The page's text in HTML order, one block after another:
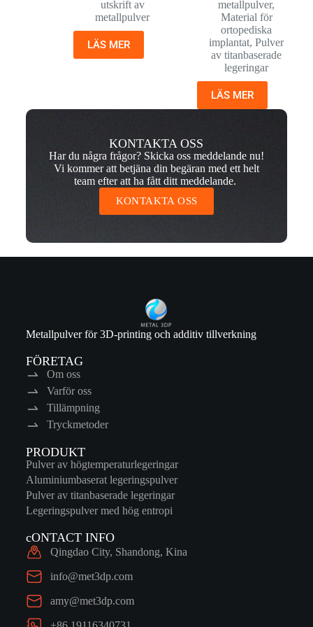
utskrift av
metallpulver
LÄS MER
metallpulver,
Material för
ortopediska
implantat,Pulver
av titanbaserade
legeringar
LÄS MER
KONTAKTA OSS
Har du några frågor? Skicka oss meddelande nu!
Vi kommer att betjäna din begäran med ett helt
team efter att ha fått ditt meddelande.
KONTAKTA OSS
Metallpulver för 3D-printing och additiv tillverkning
FÖRETAG
Om oss
Varför oss
Tillämpning
Tryckmetoder
PRODUKT
Pulver av högtemperaturlegeringar
Aluminiumbaserat legeringspulver
Pulver av titanbaserade legeringar
Legeringspulver med hög entropi
cONTACT INFO
Qingdao City, Shandong, Kina
info@met3dp.com
amy@met3dp.com